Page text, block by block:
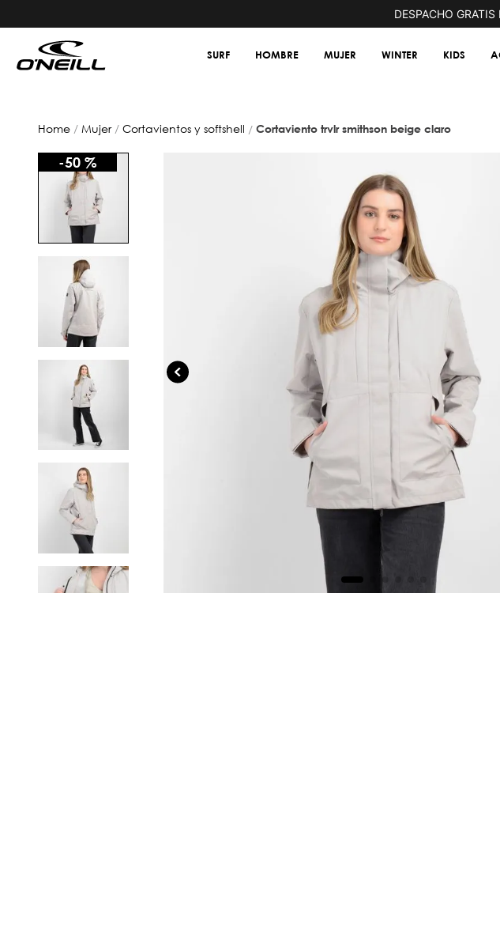
DESPACHO
SURF HOMBRE MUJER WINTER KIDS
mujer cortavientos y softshell cortaviento trvlr smithson beige claro
-50 %